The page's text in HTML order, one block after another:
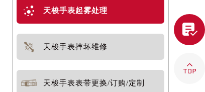
天梭手表起雾处理
天梭手表摔坏维修
天梭手表表带更换/订购/定制

